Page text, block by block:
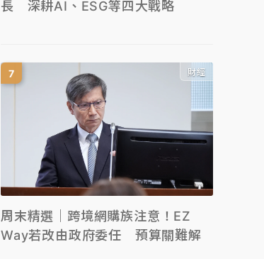
長 深耕AI、ESG等四大戰略
財經
周末精選｜跨境網購族注意！EZ
Way若改由政府委任 預算關難解